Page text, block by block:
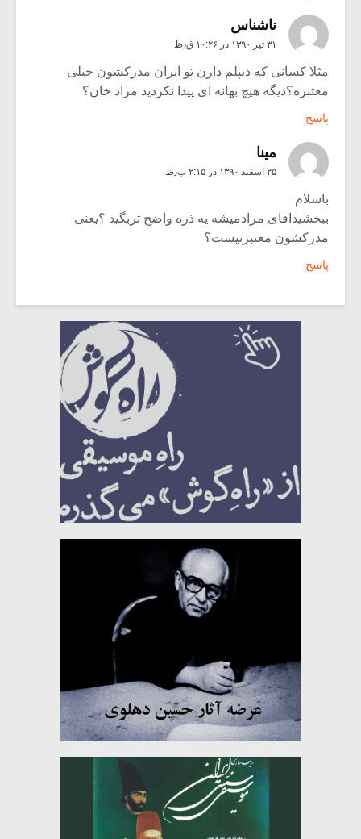
ناشناس
۳۱ تیر ۱۳۹۰ در ۱۰:۲۶ ق٫ظ
مثلا کسانی که دیپلم دارن تو ایران مدرکشون خیلی
معتبره؟دیگه هیچ بهانه ای پیدا نکردید مراد خان؟
پاسخ
مينا
۲۵ اسفند ۱۳۹۰ در ۲:۱۵ ب٫ظ
باسلام
ببخشیداقای مرادمیشه یه ذره واضح تربگید ؟یعنی
مدرکشون معتبرنیست؟
پاسخ